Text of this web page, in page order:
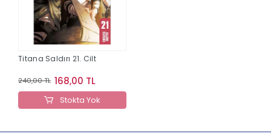
Titana Saldırı 21. Cilt
240,00 TL 168,00 TL
Stokta Yok